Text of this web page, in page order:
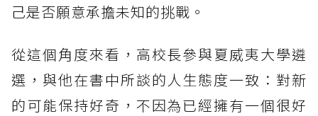
己是否願意承擔未知的挑戰。
從這個角度來看，高校長參與夏威夷大學遴
選，與他在書中所談的人生態度一致：對新
的可能保持好奇，不因為已經擁有一個很好